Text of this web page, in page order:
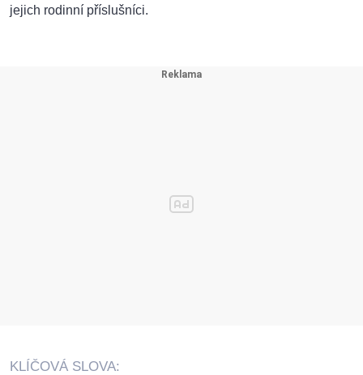
jejich rodinní příslušníci.
KLÍČOVÁ SLOVA: